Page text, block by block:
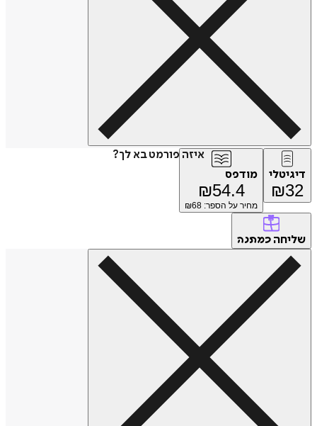
איזה פורמט בא לך?
דיגיטלי
₪32
מודפס
₪54.4
מחיר על הספר: ₪ 68
שליחה כמתנה